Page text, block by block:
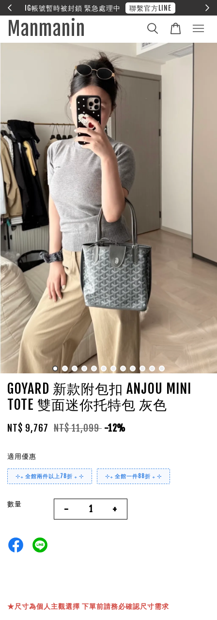
❤︎ 全館滿兩萬享免運
Manmanin
GOYARD 新款附包扣 ANJOU MINI
TOTE 雙面迷你托特包 灰色
NT$ 9,767 NT$ 11,099 -12%
適用優惠
⊹₊ 全館兩件以上78折 ₊ ⊹ ⊹₊ 全館一件88折 ₊ ⊹
數量 - +
★尺寸為個人主觀選擇 下單前請務必確認尺寸需求